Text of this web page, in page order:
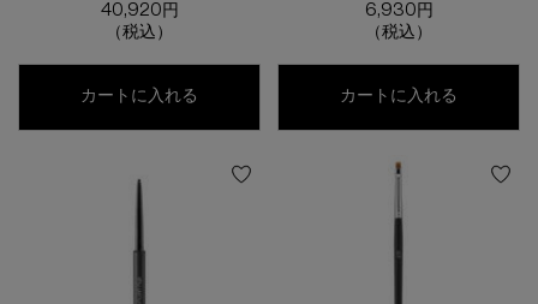
40,920円
（税込）
カートに入れる オリジナル メイクアップ ボックス
6,930円
（税込）
カートに入れる